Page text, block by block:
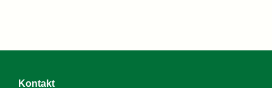
Kontakt